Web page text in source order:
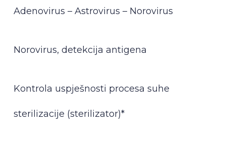
Adenovirus – Astrovirus – Norovirus
Norovirus, detekcija antigena
Kontrola uspješnosti procesa suhe
sterilizacije (sterilizator)*